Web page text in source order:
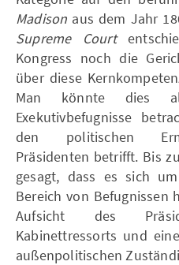
Madison aus dem Jahr
Supreme Court
Kongress noch die
über diese
Man könnte dies
Exekutivbefugnisse
den politischen
Präsidenten betrifft. Bis
gesagt, dass es sich
Bereich von Befugnissen
Aufsicht des
Kabinettressorts und
außenpolitischen